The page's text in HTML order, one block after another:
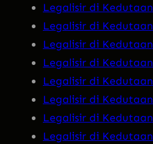
Legalisir di
Legalisir di
Legalisir di
Legalisir di
Legalisir di
Legalisir di
Legalisir di
Legalisir di